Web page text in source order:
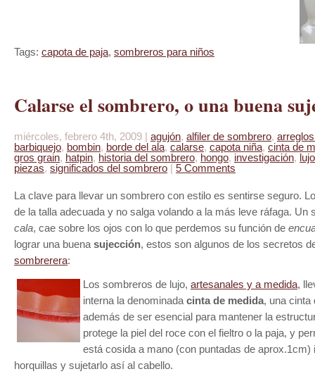
Tags: capota de paja, sombreros para niños
Calarse el sombrero, o una buena
miércoles, febrero 4th, 2009 | agujón, alfiler de sombrero,
barbiquejo, bombin, borde del ala, calarse, capota niña, cinta de
gros grain, hatpin, historia del sombrero, hongo, investigación, lujo
piezas, significados del sombrero | 5 Comments
La clave para llevar un sombrero con estilo es sentirse seguro.
de la talla adecuada y no salga volando a la más leve ráfaga. Un
cala, cae sobre los ojos con lo que perdemos su función de
lograr una buena sujección, estos son algunos de los secretos
sombrerera:
Los sombreros de lujo, artesanales y a medida,
interna la denominada cinta de medida, una
además de ser esencial para mantener la
protege la piel del roce con el fieltro o la paja, y
está cosida a mano (con puntadas de aprox.1cm)
horquillas y sujetarlo así al cabello.